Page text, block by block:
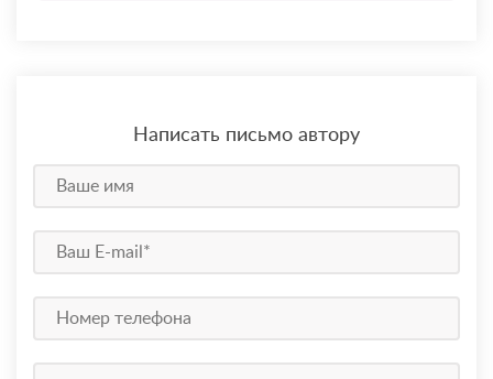
Написать письмо автору